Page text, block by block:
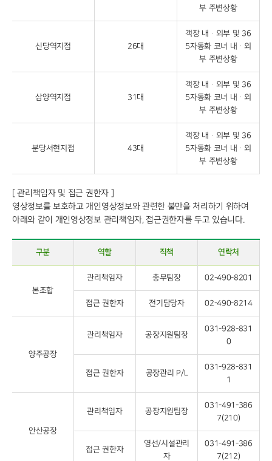
부 주변상황
신당역지점 26대
객장 내ᆞ외부 및 36
5자동화 코너 내ᆞ외
부 주변상황
삼양역지점 31대
객장 내ᆞ외부 및 36
5자동화 코너 내ᆞ외
부 주변상황
분당서현지점 43대
객장 내ᆞ외부 및 36
5자동화 코너 내ᆞ외
부 주변상황
[ 관리책임자 및 접근 권한자 ]
영상정보를 보호하고 개인영상정보와 관련한 불만을 처리하기 위하여
아래와 같이 개인영상정보 관리책임자, 접근권한자를 두고 있습니다.
구분 역할 직책 연락처
본조합
관리책임자 총무팀장 02-490-8201
접근 권한자 전기담당자 02-490-8214
양주공장
관리책임자 공장지원팀장
031-928-831
0
접근 권한자 공장관리 P/L
031-928-831
1
안산공장
관리책임자 공장지원팀장
031-491-386
7(210)
접근 권한자
영선/시설관리
자
031-491-386
7(212)